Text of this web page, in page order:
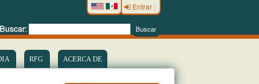
Entrar |
Buscar:
RFG ACERCA DE